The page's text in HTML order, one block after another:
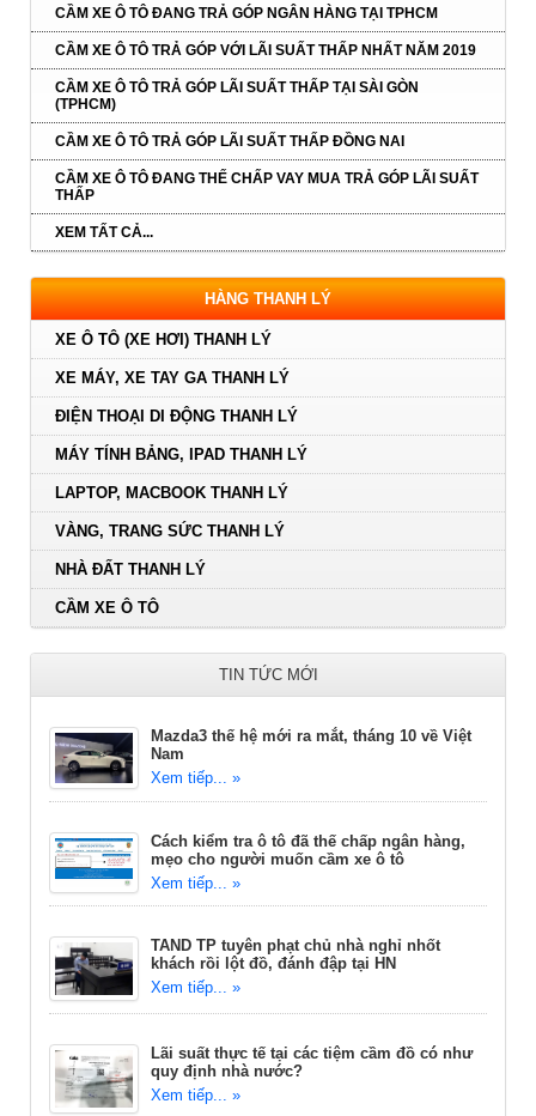
CẦM XE Ô TÔ ĐANG TRẢ GÓP NGÂN HÀNG TẠI TPHCM
CẦM XE Ô TÔ TRẢ GÓP VỚI LÃI SUẤT THẤP NHẤT NĂM 2019
CẦM XE Ô TÔ TRẢ GÓP LÃI SUẤT THẤP TẠI SÀI GÒN
(TPHCM)
CẦM XE Ô TÔ TRẢ GÓP LÃI SUẤT THẤP ĐỒNG NAI
CẦM XE Ô TÔ ĐANG THẾ CHẤP VAY MUA TRẢ GÓP LÃI SUẤT
THẤP
XEM TẤT CẢ...
HÀNG THANH LÝ
XE Ô TÔ (XE HƠI) THANH LÝ
XE MÁY, XE TAY GA THANH LÝ
ĐIỆN THOẠI DI ĐỘNG THANH LÝ
MÁY TÍNH BẢNG, IPAD THANH LÝ
LAPTOP, MACBOOK THANH LÝ
VÀNG, TRANG SỨC THANH LÝ
NHÀ ĐẤT THANH LÝ
CẦM XE Ô TÔ
TIN TỨC MỚI
Mazda3 thế hệ mới ra mắt, tháng 10 về Việt
Nam
Xem tiếp... »
Cách kiểm tra ô tô đã thế chấp ngân hàng,
mẹo cho người muốn cầm xe ô tô
Xem tiếp... »
TAND TP tuyên phạt chủ nhà nghỉ nhốt
khách rồi lột đồ, đánh đập tại HN
Xem tiếp... »
Lãi suất thực tế tại các tiệm cầm đồ có như
quy định nhà nước?
Xem tiếp... »